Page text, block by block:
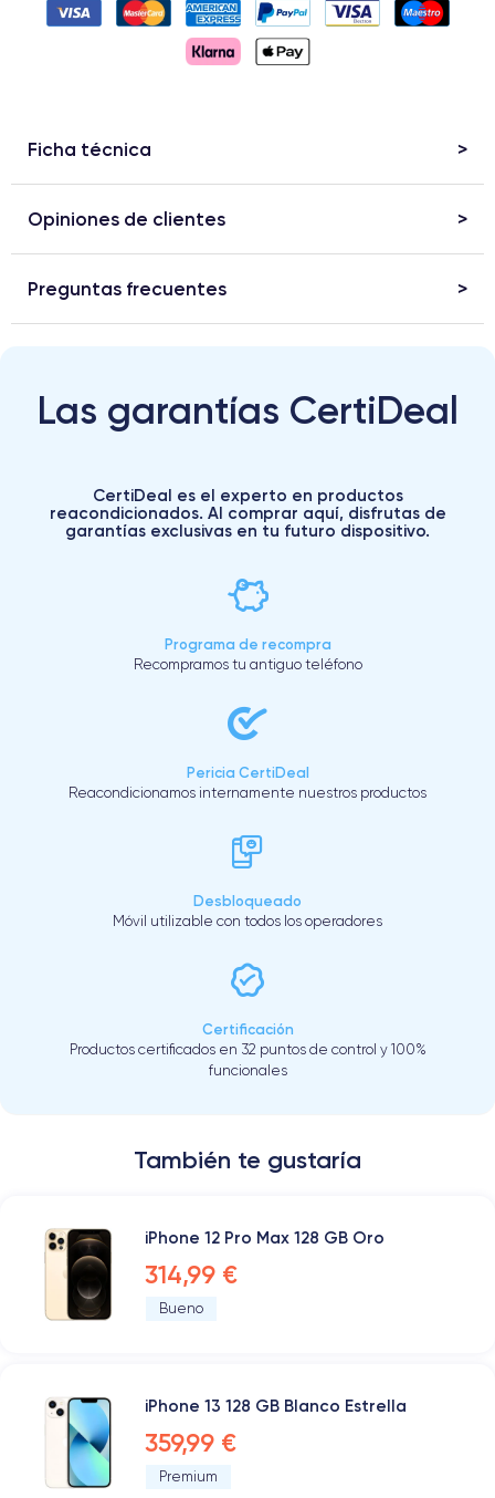
Ficha técnica
Opiniones de clientes
Preguntas frecuentes
Las garantías CertiDeal
CertiDeal es el experto en productos
reacondicionados. Al comprar aquí, disfrutas de
garantías exclusivas en tu futuro dispositivo.
Programa de recompra
Recompramos tu antiguo teléfono
Pericia CertiDeal
Reacondicionamos internamente nuestros productos
Desbloqueado
Móvil utilizable con todos los operadores
Certificación
Productos certificados en 32 puntos de control y 100%
funcionales
También te gustaría
iPhone 12 Pro Max 128 GB Oro
314,99 €
Bueno
iPhone 13 128 GB Blanco Estrella
359,99 €
Premium